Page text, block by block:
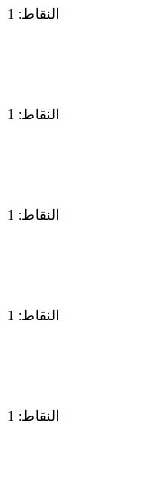
النقاط: 1
النقاط: 1
النقاط: 1
النقاط: 1
النقاط: 1